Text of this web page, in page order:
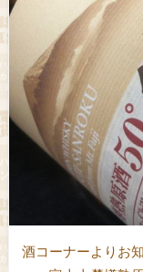
酒コーナーよりお